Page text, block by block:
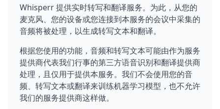
Whisperr 提供实时转写和翻译服务。为此，从您的
麦克风、您的设备或您连接到本服务的会议中采集的
音频将被处理，以生成转写文本和翻译。
根据您使用的功能，音频和转写文本可能由作为服务
提供商代表我们行事的第三方语音识别和翻译提供商
处理，且仅用于提供本服务。我们不会使用您的音
频、转写文本或翻译来训练机器学习模型，也不允许
我们的服务提供商这样做。